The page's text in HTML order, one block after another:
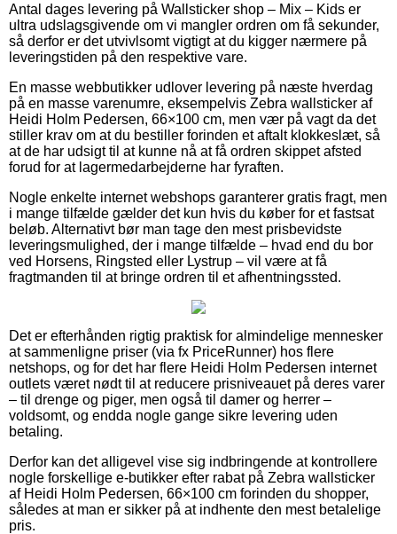
Antal dages levering på Wallsticker shop – Mix – Kids er
ultra udslagsgivende om vi mangler ordren om få sekunder,
så derfor er det utvivlsomt vigtigt at du kigger nærmere på
leveringstiden på den respektive vare.
En masse webbutikker udlover levering på næste hverdag
på en masse varenumre, eksempelvis Zebra wallsticker af
Heidi Holm Pedersen, 66×100 cm, men vær på vagt da det
stiller krav om at du bestiller forinden et aftalt klokkeslæt, så
at de har udsigt til at kunne nå at få ordren skippet afsted
forud for at lagermedarbejderne har fyraften.
Nogle enkelte internet webshops garanterer gratis fragt, men
i mange tilfælde gælder det kun hvis du køber for et fastsat
beløb. Alternativt bør man tage den mest prisbevidste
leveringsmulighed, der i mange tilfælde – hvad end du bor
ved Horsens, Ringsted eller Lystrup – vil være at få
fragtmanden til at bringe ordren til et afhentningssted.
Det er efterhånden rigtig praktisk for almindelige mennesker
at sammenligne priser (via fx PriceRunner) hos flere
netshops, og for det har flere Heidi Holm Pedersen internet
outlets været nødt til at reducere prisniveauet på deres varer
– til drenge og piger, men også til damer og herrer –
voldsomt, og endda nogle gange sikre levering uden
betaling.
Derfor kan det alligevel vise sig indbringende at kontrollere
nogle forskellige e-butikker efter rabat på Zebra wallsticker
af Heidi Holm Pedersen, 66×100 cm forinden du shopper,
således at man er sikker på at indhente den mest betalelige
pris.